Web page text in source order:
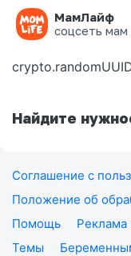
МамЛайф
соцсеть
Ошибка на
Найдите
Соглашение с
Положение об
Помощь
Реклама
Темы